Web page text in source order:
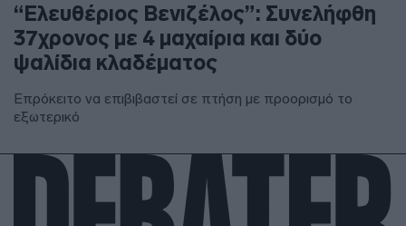
“Ελευθέριος Βενιζέλος”: Συνελήφθη
37χρονος με 4 μαχαίρια και δύο
ψαλίδια κλαδέματος
Επρόκειτο να επιβιβαστεί σε πτήση με προορισμό το
εξωτερικό